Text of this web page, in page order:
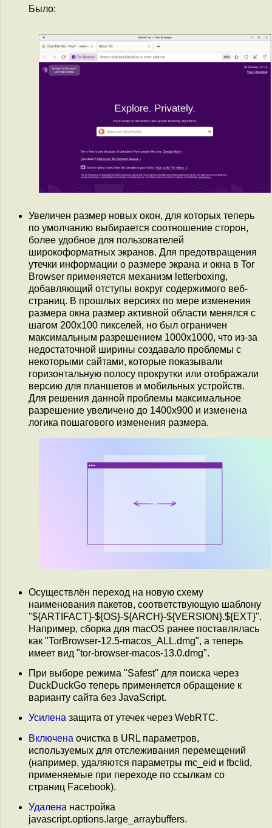
Было:
Увеличен размер новых окон, для которых теперь
по умолчанию выбирается соотношение сторон,
более удобное для пользователей
широкоформатных экранов. Для предотвращения
утечки информации о размере экрана и окна в Tor
Browser применяется механизм letterboxing,
добавляющий отступы вокруг содержимого веб-
страниц. В прошлых версиях по мере изменения
размера окна размер активной области менялся с
шагом 200x100 пикселей, но был ограничен
максимальным разрешением 1000x1000, что из-за
недостаточной ширины создавало проблемы с
некоторыми сайтами, которые показывали
горизонтальную полосу прокрутки или отображали
версию для планшетов и мобильных устройств.
Для решения данной проблемы максимальное
разрешение увеличено до 1400x900 и изменена
логика пошагового изменения размера.
Осуществлён переход на новую схему
наименования пакетов, соответствующую шаблону
"${ARTIFACT}-${OS}-${ARCH}-${VERSION}.${EXT}".
Например, сборка для macOS ранее поставлялась
как "TorBrowser-12.5-macos_ALL.dmg", а теперь
имеет вид "tor-browser-macos-13.0.dmg".
При выборе режима "Safest" для поиска через
DuckDuckGo теперь применяется обращение к
варианту сайта без JavaScript.
Усилена защита от утечек через WebRTC.
Включена очистка в URL параметров,
используемых для отслеживания перемещений
(например, удаляются параметры mc_eid и fbclid,
применяемые при переходе по ссылкам со
страниц Facebook).
Удалена настройка
javascript.options.large_arraybuffers.